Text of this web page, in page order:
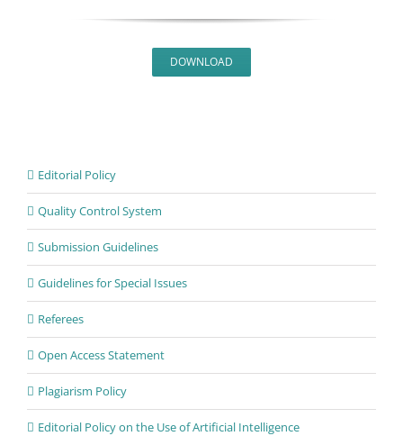
DOWNLOAD
Editorial Policy
Quality Control System
Submission Guidelines
Guidelines for Special Issues
Referees
Open Access Statement
Plagiarism Policy
Editorial Policy on the Use of Artificial Intelligence